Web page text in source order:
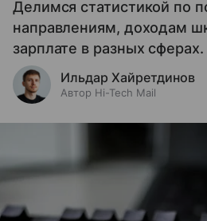
Делимся статистикой по
направлениям, доходам
зарплате в разных сферах.
Ильдар Хайретдинов
Автор Hi-Tech Mail